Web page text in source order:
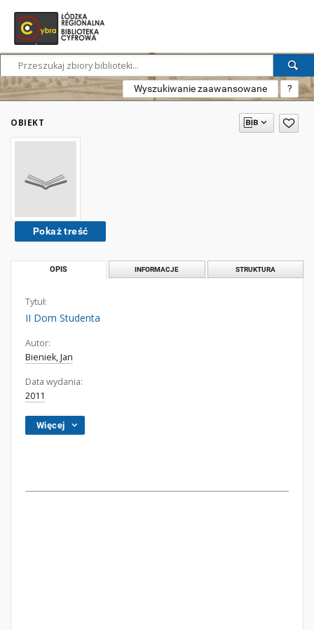
Wyszukiwanie zaawansowane ?
OBIEKT
Pokaż treść
OPIS INFORMACJE STRUKTURA
Tytuł:
II Dom Studenta
Autor:
Bieniek, Jan
Data wydania:
2011
Więcej